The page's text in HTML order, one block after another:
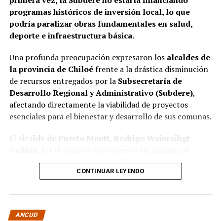
responsabilidades administrativas correspondientes.
programas históricos de inversión local, lo que
podría paralizar obras fundamentales en salud,
deporte e infraestructura básica.
Una profunda preocupación expresaron los alcaldes de
la provincia de Chiloéfrente a la drástica disminución
de recursos entregados por la Subsecretaría de
Desarrollo Regional y Administrativo (Subdere),
afectando directamente la viabilidad de proyectos
esenciales para el bienestar y desarrollo de sus comunas.
El alca lde de Puerto Montt, Rodrigo Wainraihgt
denunciar públicamente que la Subdere no cuenta con
fondos para financiar iniciativas del Programa de
Mejoramiento de Barrios (PMB), a pesar de que muchas
ya estaban declaradas elegibles.
CONTINUAR LEYENDO
ANCUD